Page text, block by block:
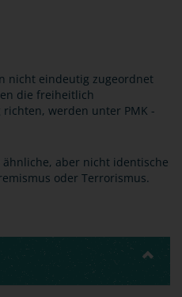
nicht eindeutig zugeordnet
die freiheitlich
werden unter PMK -
aber nicht identische
oder Terrorismus.